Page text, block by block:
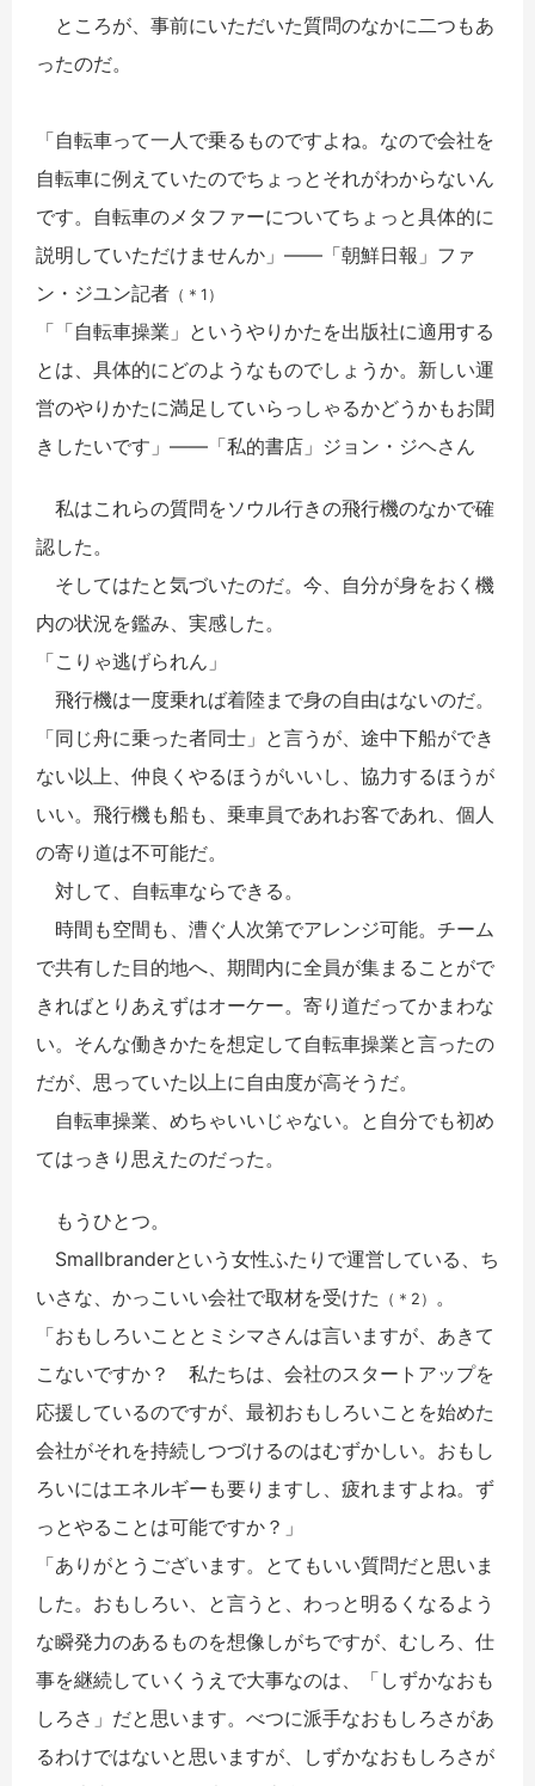
ところが、事前にいただいた質問のなかに二つもあ
ったのだ。
「自転車って一人で乗るものですよね。なので会社を
自転車に例えていたのでちょっとそれがわからないん
です。自転車のメタファーについてちょっと具体的に
説明していただけませんか」――「朝鮮日報」ファ
ン・ジユン記者 （＊1）
「「自転車操業」というやりかたを出版社に適用する
とは、具体的にどのようなものでしょうか。新しい運
営のやりかたに満足していらっしゃるかどうかもお聞
きしたいです」――「私的書店」ジョン・ジヘさん
私はこれらの質問をソウル行きの飛行機のなかで確
認した。
そしてはたと気づいたのだ。今、自分が身をおく機
内の状況を鑑み、実感した。
「こりゃ逃げられん」
飛行機は一度乗れば着陸まで身の自由はないのだ。
「同じ舟に乗った者同士」と言うが、途中下船ができ
ない以上、仲良くやるほうがいいし、協力するほうが
いい。飛行機も船も、乗車員であれお客であれ、個人
の寄り道は不可能だ。
対して、自転車ならできる。
時間も空間も、漕ぐ人次第でアレンジ可能。チーム
で共有した目的地へ、期間内に全員が集まることがで
きればとりあえずはオーケー。寄り道だってかまわな
い。そんな働きかたを想定して自転車操業と言ったの
だが、思っていた以上に自由度が高そうだ。
自転車操業、めちゃいいじゃない。と自分でも初め
てはっきり思えたのだった。
もうひとつ。
Smallbranderという女性ふたりで運営している、ち
いさな、かっこいい会社で取材を受けた
（＊2）
。
「おもしろいこととミシマさんは言いますが、あきて
こないですか？ 私たちは、会社のスタートアップを
応援しているのですが、最初おもしろいことを始めた
会社がそれを持続しつづけるのはむずかしい。おもし
ろいにはエネルギーも要りますし、疲れますよね。ず
っとやることは可能ですか？」
「ありがとうございます。とてもいい質問だと思いま
した。おもしろい、と言うと、わっと明るくなるよう
な瞬発力のあるものを想像しがちですが、むしろ、仕
事を継続していくうえで大事なのは、「しずかなおも
しろさ」だと思います。べつに派手なおもしろさがあ
るわけではないと思いますが、しずかなおもしろさが